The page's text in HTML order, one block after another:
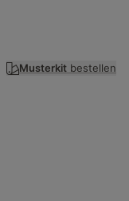
Musterkit bestellen